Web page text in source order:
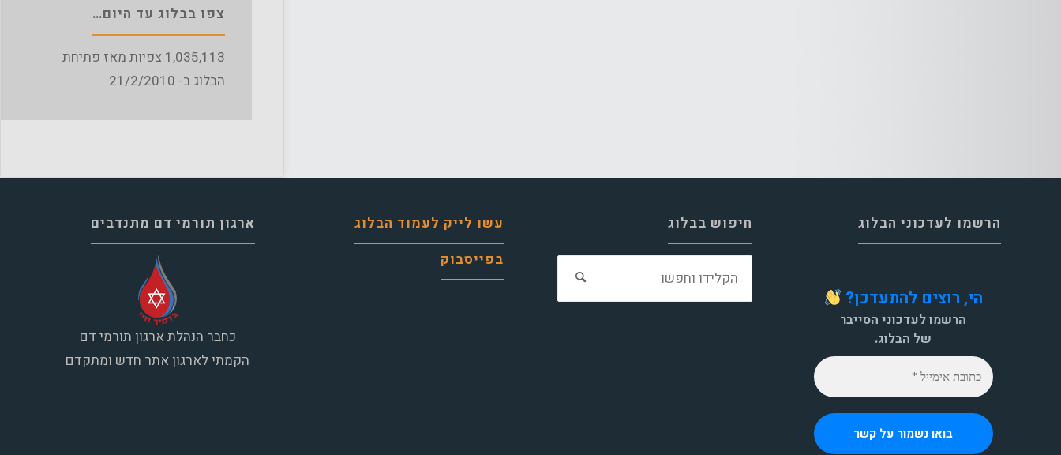
צפו בבלוג עד היום…
1,035,113 צפיות מאז פתיחת
הבלוג ב- 21/2/2010.
הרשמו לעדכוני הבלוג
הי, רוצים להתעדכן?
הרשמו לעדכוני הסייבר
של הבלוג.
חיפוש בבלוג
עשו לייק לעמוד הבלוג
בפייסבוק
ארגון תורמי דם מתנדבים
כחבר הנהלת ארגון תורמי דם
הקמתי לארגון אתר חדש ומתקדם